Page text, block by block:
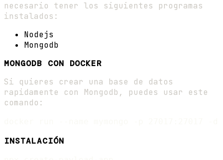
necesario tener los siguientes programas
instalados:
Nodejs
Mongodb
MONGODB CON DOCKER
Si quieres crear una base de datos
rapidamente con Mongodb, puedes usar este
comando:
INSTALACIÓN